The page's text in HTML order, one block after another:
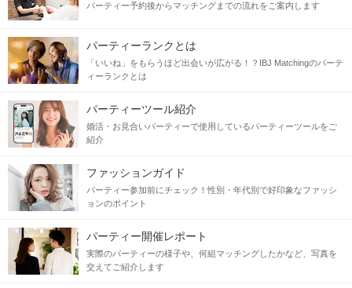
相手の気持ちを考えて行動できる人がいい
⑶ 一番大切にしてくれる
みんなに優しいけれど、あなたはもっと特別
さらに、尊重し合える関係でありたい♡
・考えや価値観の違いを否定せず受け入れたい
・プライベートの時間も大切にし合いたい など
～ 安心感のあるお相手探しをしませんか ～
STEP1 開催15分前より受付開始
パーティー予約後からマッチングまでの流れをご案内します
パーティーランクとは
「いいね」をもらうほど出会いが広がる！？IBJ Matchingのパーテ
ィーランクとは
パーティーツール紹介
婚活・お見合いパーティーで使用しているパーティーツールをご
紹介
ファッションガイド
パーティー参加前にチェック！性別・年代別で好印象なファッシ
ョンのポイント
パーティー開催レポート
実際のパーティーの様子や、何組マッチングしたかなど、写真を
交えてご紹介します